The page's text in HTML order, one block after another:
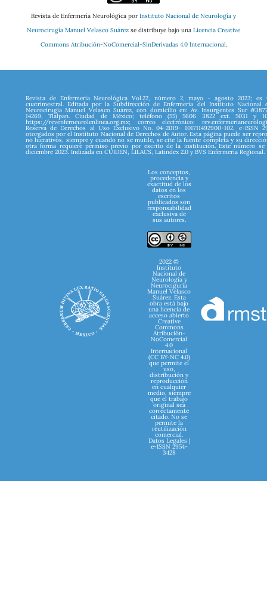
Revista de Enfermería Neurológica porInstituto Nacional de Neurología y
Neurocirugía Manuel Velasco Suárez se distribuye bajo una Licencia Creative
Commons Atribución-NoComercial-SinDerivadas 4.0 Internacional.
Revista de Enfermería Neurológica Vol.22, número 2, mayo - agosto 2023; es
cuatrimestral. Editada por la Subdirección de Enfermería del Instituto Nacional
Neurocirugía Manuel Velasco Suárez, con domicilio en: Av. Insurgentes Sur
14269, Tlalpan. Ciudad de México; teléfono (55) 5606 3822 ext. 5031 y
https://revenferneurolenlinea.org.mx; correo electrónico:
Reserva de Derechos al Uso Exclusivo No. 04-2019- 101711492900-102, e-ISSN
otorgados por el Instituto Nacional de Derechos de Autor. Esta página puede ser
no lucrativos, siempre y cuando no se mutile, se cite la fuente completa y su
otra forma requiere permiso previo por escrito de la institución. Este número
diciembre 2023. Indizada en CUIDEN, LILACS, Latindex 2.0 y BVS Enfermería Regional.
Los conceptos,
procedencia y
exactitud de los
datos en los
escritos
publicados son
responsabilidad
exclusiva de
sus autores.
2022 ©
Instituto
Nacional de
Neurología y
Neurociguría
Manuel Velasco
Suárez. Esta
obra está bajo
una licencia de
acceso abierto
Creative
Commons
Atribución-
NoComercial
4.0
Internacional
(CC BY-NC 4.0)
que permite el
uso,
distribución y
reproducción
en cualquier
medio, siempre
que el trabajo
original sea
correctamente
citado. No se
permite la
reutilización
comercial.
Datos Legales |
e-ISSN 2954-
3428